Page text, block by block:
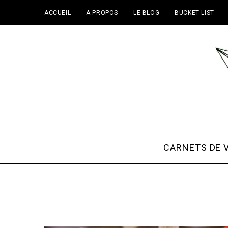
ACCUEIL A PROPOS LE BLOG BUCKET LIST
CARNETS DE